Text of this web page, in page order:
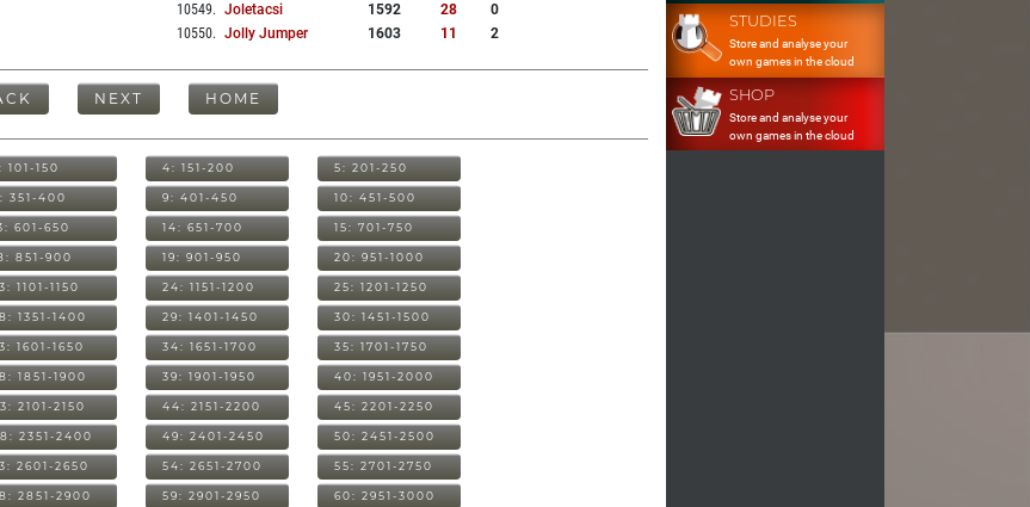
10549. Joletacsi 1592 28
0
10550. Jolly Jumper 1603 11 2
NEXT HOME
101-150 4: 151-200 5: 201-250
351-400 9: 401-450 10: 451-500
601-650 14: 651-700 15: 701-750
851-900 19: 901-950 20: 951-1000
1101-1150 24: 1151-1200 25: 1201-1250
1351-1400 29: 1401-1450 30: 1451-1500
1601-1650 34: 1651-1700 35: 1701-1750
1851-1900 39: 1901-1950 40: 1951-2000
2101-2150 44: 2151-2200 45: 2201-2250
2351-2400 49: 2401-2450 50: 2451-2500
2601-2650 54: 2651-2700 55: 2701-2750
2851-2900 59: 2901-2950 60: 2951-3000
STUDIES
Store and analyse your
own games in the cloud
SHOP
Store and analyse your
own games in the cloud